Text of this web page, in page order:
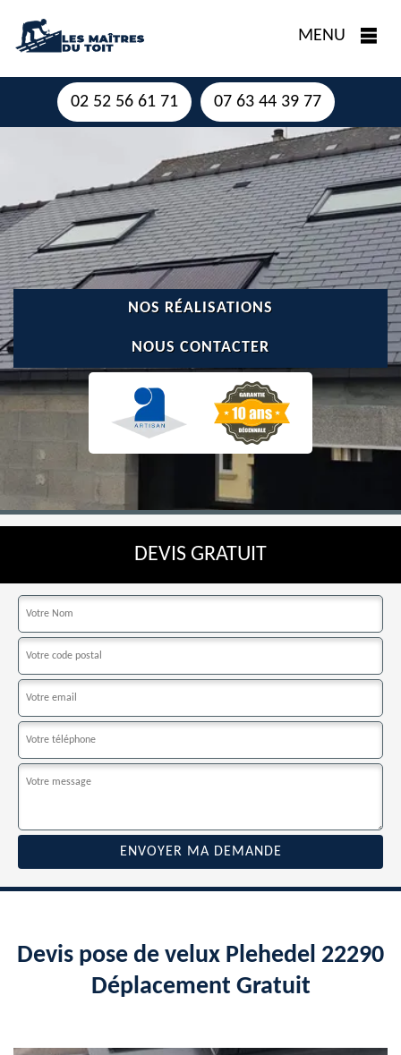
MENU
02 52 56 61 71 07 63 44 39 77
NOS RÉALISATIONS
NOUS CONTACTER
DEVIS GRATUIT
Devis pose de velux Plehedel 22290
Déplacement Gratuit